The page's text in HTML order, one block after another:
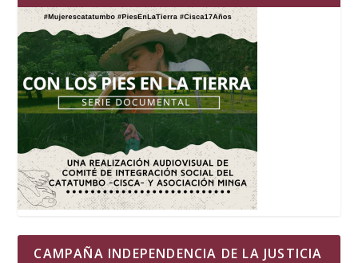
CAMPAÑA INDEPENDENCIA DE LA JUSTICIA